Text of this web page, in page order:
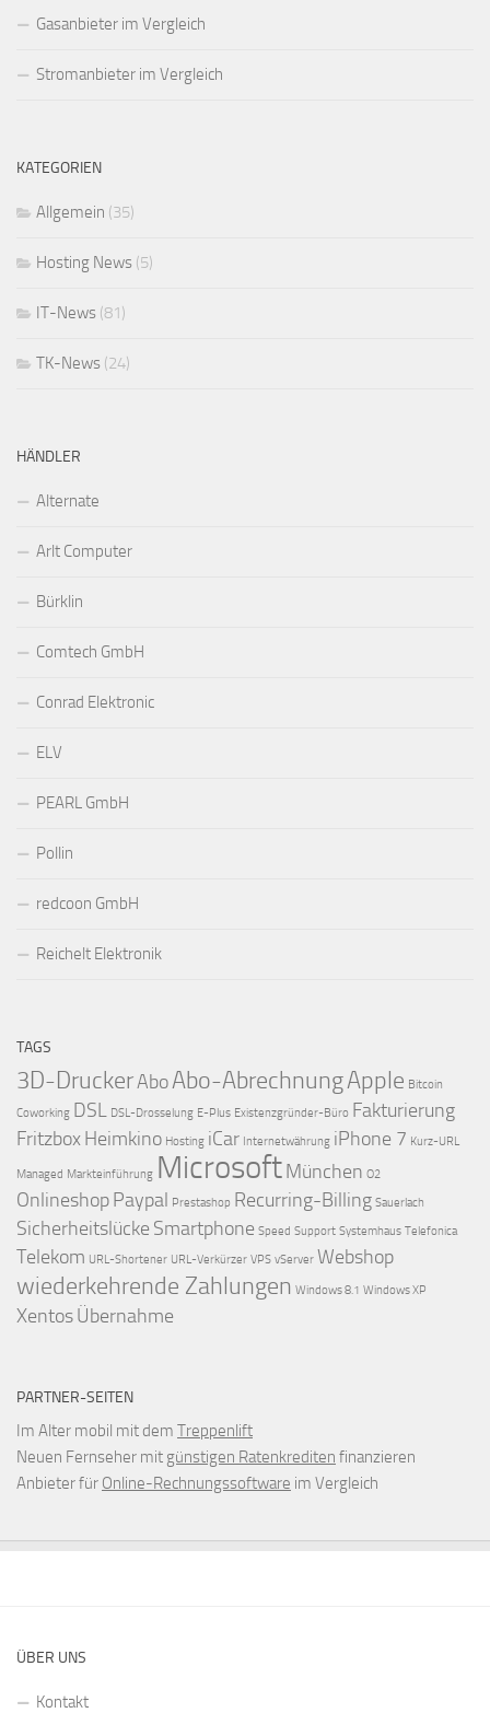
Gasanbieter im Vergleich
Stromanbieter im Vergleich
KATEGORIEN
Allgemein (35)
Hosting News (5)
IT-News (81)
TK-News (24)
HÄNDLER
Alternate
Arlt Computer
Bürklin
Comtech GmbH
Conrad Elektronic
ELV
PEARL GmbH
Pollin
redcoon GmbH
Reichelt Elektronik
TAGS
3D-DruckerAboAbo-AbrechnungApple Bitcoin
Coworking DSL DSL-Drosselung E-Plus Existenzgründer-Büro Fakturierung
FritzboxHeimkino Hosting iCar Internetwährung iPhone 7 Kurz-URL
Managed Markteinführung MicrosoftMünchen O2
OnlineshopPaypal Prestashop Recurring-Billing Sauerlach
Sicherheitslücke Smartphone Speed Support Systemhaus Telefonica
Telekom URL-Shortener URL-Verkürzer VPS vServer Webshop
wiederkehrende Zahlungen Windows 8.1 Windows XP
XentosÜbernahme
PARTNER-SEITEN
Im Alter mobil mit dem Treppenlift
Neuen Fernseher mit günstigen Ratenkrediten finanzieren
Anbieter für Online-Rechnungssoftware im Vergleich
ÜBER UNS
Kontakt